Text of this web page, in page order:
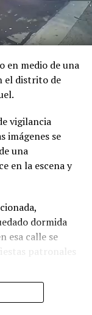
en medio de una
el distrito de
vigilancia
imágenes se
una
en la escena y
dormida
esa calle se
patronales
información